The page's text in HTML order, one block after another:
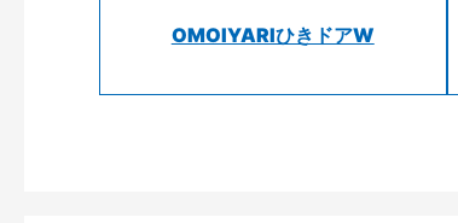
OMOIYARIひきドアW